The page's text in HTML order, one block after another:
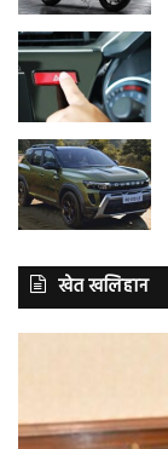
खेत खलिहान